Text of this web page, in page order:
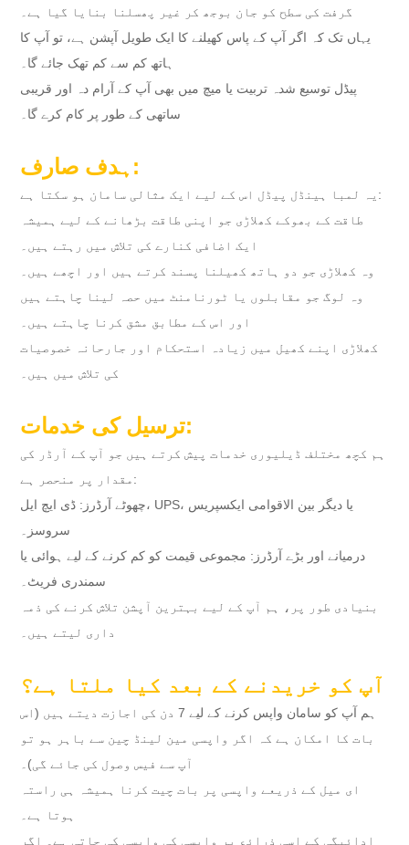
گرفت کی سطح کو جان بوجھ کر غیر پھسلنا بنایا گیا ہے۔
یہاں تک کہ اگر آپ کے پاس کھیلنے کا ایک طویل آپشن ہے، تو آپ کا
ہاتھ کم سے کم تھک جائے گا۔
پیڈل توسیع شدہ تربیت یا میچ میں بھی آپ کے آرام دہ اور قریبی
ساتھی کے طور پر کام کرے گا۔
ہدف صارف:
یہ لمبا ہینڈل پیڈل اس کے لیے ایک مثالی سامان ہو سکتا ہے:
طاقت کے بھوکے کھلاڑی جو اپنی طاقت بڑھانے کے لیے ہمیشہ
ایک اضافی کنارے کی تلاش میں رہتے ہیں۔
وہ کھلاڑی جو دو ہاتھ کھیلنا پسند کرتے ہیں اور اچھے ہیں۔
وہ لوگ جو مقابلوں یا ٹورنامنٹ میں حصہ لینا چاہتے ہیں
اور اس کے مطابق مشق کرنا چاہتے ہیں۔
کھلاڑی اپنے کھیل میں زیادہ استحکام اور جارحانہ خصوصیات
کی تلاش میں ہیں۔
ترسیل کی خدمات:
ہم کچھ مختلف ڈیلیوری خدمات پیش کرتے ہیں جو آپ کے آرڈر کی
مقدار پر منحصر ہے:
چھوٹے آرڈرز: ڈی ایچ ایل، UPS، یا دیگر بین الاقوامی ایکسپریس
سروسز۔
درمیانے اور بڑے آرڈرز: مجموعی قیمت کو کم کرنے کے لیے ہوائی یا
سمندری فریٹ۔
بنیادی طور پر، ہم آپ کے لیے بہترین آپشن تلاش کرنے کی ذمہ
داری لیتے ہیں۔
آپ کو خریدنے کے بعد کیا ملتا ہے؟
ہم آپ کو سامان واپس کرنے کے لیے 7 دن کی اجازت دیتے ہیں (اس
بات کا امکان ہے کہ اگر واپسی مین لینڈ چین سے باہر ہو تو
آپ سے فیس وصول کی جائے گی)۔
ای میل کے ذریعے واپسی پر بات چیت کرنا ہمیشہ ہی راستہ
ہوتا ہے۔
ادائیگی کے اسی ذرائع پر واپسی کی واپسی کی جاتی ہے۔ اگر